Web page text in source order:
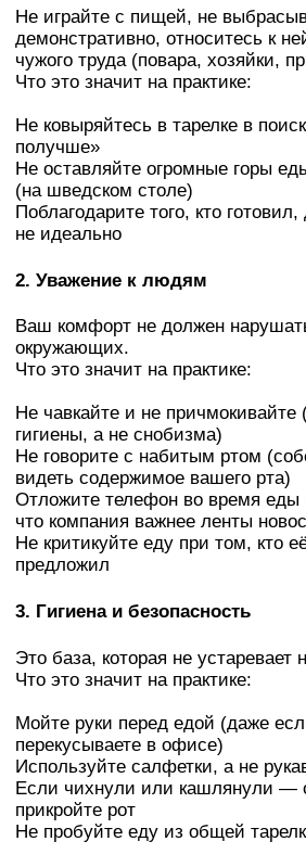
Не играйте с пищей, не
демонстративно, относитесь к
чужого труда (повара, хозяйки,
Что это значит на практике:
Не ковыряйтесь в тарелке в
получше»
Не оставляйте огромные горы
(на шведском столе)
Поблагодарите того, кто
не идеально
2. Уважение к людям
Ваш комфорт не должен
окружающих.
Что это значит на практике:
Не чавкайте и не причмокивайте
гигиены, а не снобизма)
Не говорите с набитым ртом
видеть содержимое вашего рта)
Отложите телефон во время еды
что компания важнее ленты
Не критикуйте еду при том, кто
предложил
3. Гигиена и безопасность
Это база, которая не устаревает
Что это значит на практике:
Мойте руки перед едой (даже
перекусываете в офисе)
Используйте салфетки, а не
Если чихнули или кашлянули —
прикройте рот
Не пробуйте еду из общей